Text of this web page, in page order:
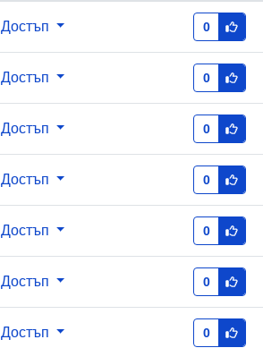
Достъп 0
Достъп 0
Достъп 0
Достъп 0
Достъп 0
Достъп 0
Достъп 0
Добавено към data.europa.eu: 03
June 2026
Актуализирана на data.europa.eu:
01 August 2026
48ec65f4-2e01-411e-bc3b-
http://data.europa.eu/88u/dataset/48
ec65f4-2e01-411e-bc3b-
73d4444d9917